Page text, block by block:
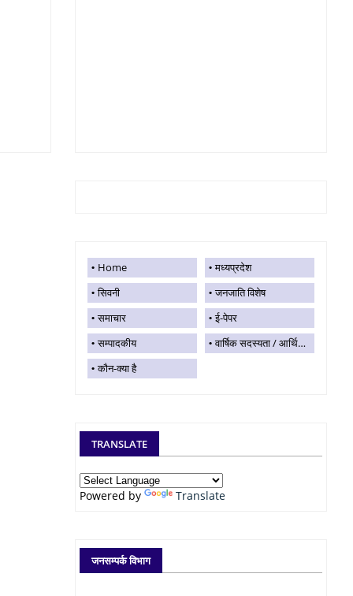
Home
मध्यप्रदेश
सिवनी
जनजाति विशेष
समाचार
ई-पेपर
सम्पादकीय
वार्षिक सदस्यता / आर्थिक सहयोग
कौन-क्या है
TRANSLATE
Powered by Translate
जनसम्पर्क विभाग